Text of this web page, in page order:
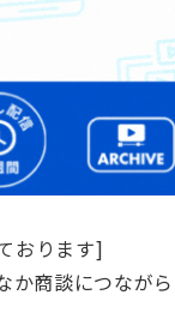
おります]
か商談につな